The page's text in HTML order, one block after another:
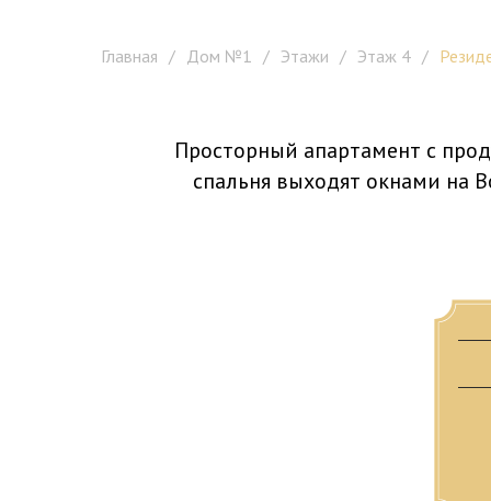
Главная / Дом №1 / Этажи / Этаж 4 /
Просторный апартамент с
спальня выходят окнами на